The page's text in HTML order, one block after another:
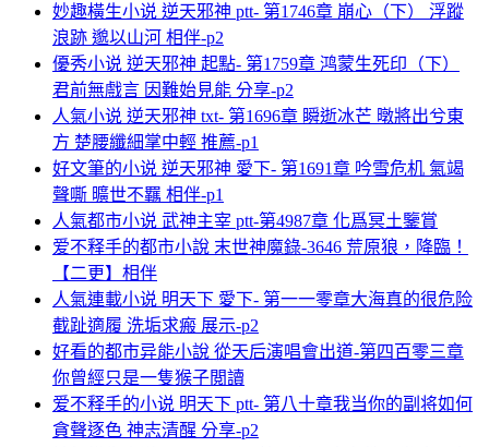
妙趣橫生小说 逆天邪神 ptt- 第1746章 崩心（下） 浮蹤
浪跡 邈以山河 相伴-p2
優秀小说 逆天邪神 起點- 第1759章 鸿蒙生死印（下）
君前無戲言 因難始見能 分享-p2
人氣小说 逆天邪神 txt- 第1696章 瞬逝冰芒 暾將出兮東
方 楚腰纖細掌中輕 推薦-p1
好文筆的小说 逆天邪神 愛下- 第1691章 吟雪危机 氣竭
聲嘶 曠世不羈 相伴-p1
人氣都市小说 武神主宰 ptt-第4987章 化爲冥土鑒賞
爱不释手的都市小說 末世神魔錄-3646 荒原狼，降臨！
【二更】相伴
人氣連載小说 明天下 愛下- 第一一零章大海真的很危险
截趾適履 洗垢求瘢 展示-p2
好看的都市异能小說 從天后演唱會出道-第四百零三章
你曾經只是一隻猴子閲讀
爱不释手的小说 明天下 ptt- 第八十章我当你的副将如何
貪聲逐色 神志清醒 分享-p2